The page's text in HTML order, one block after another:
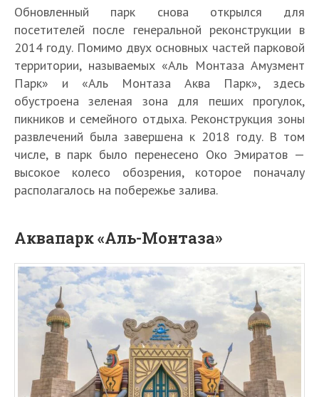
Обновленный парк снова открылся для
посетителей после генеральной реконструкции в
2014 году. Помимо двух основных частей парковой
территории, называемых «Аль Монтаза Амузмент
Парк» и «Аль Монтаза Аква Парк», здесь
обустроена зеленая зона для пеших прогулок,
пикников и семейного отдыха. Реконструкция зоны
развлечений была завершена к 2018 году. В том
числе, в парк было перенесено Око Эмиратов —
высокое колесо обозрения, которое поначалу
располагалось на побережье залива.
Аквапарк «Аль-Монтаза»